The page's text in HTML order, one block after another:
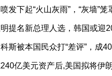
发下起“火山灰雨”，“灰墙”笼
提名新总理人选，韩国或迎
斯被本国民众打“差评”，成
亿美元资产后,美国拟将伊